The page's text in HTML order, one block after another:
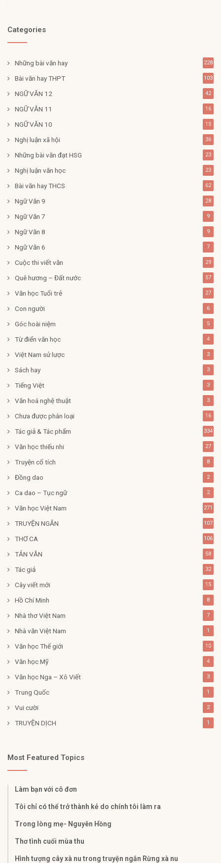
Categories
Những bài văn hay 228
Bài văn hay THPT 103
NGỮ VĂN 12 42
NGỮ VĂN 11 16
NGỮ VĂN 10 15
Nghị luận xã hội 36
Những bài văn đạt HSG 23
Nghị luận văn học 23
Bài văn hay THCS 62
Ngữ Văn 9 28
Ngữ Văn 7 9
Ngữ Văn 8 9
Ngữ Văn 6 7
Cuộc thi viết văn 29
Quê hương – Đất nước 57
Văn học Tuổi trẻ 27
Con người 6
Góc hoài niệm 5
Từ điển văn học 4
Việt Nam sử lược 3
Sách hay 3
Tiếng Việt 3
Văn hoá nghệ thuật 3
Chưa được phân loại 16
Tác giả & Tác phẩm 334
Văn học thiếu nhi 27
Truyện cổ tích 8
Đồng dao 2
Ca dao – Tục ngữ 2
Văn học Việt Nam 271
TRUYỆN NGẮN 107
THƠ CA 106
TẢN VĂN 58
Tác giả 32
Cây viết mới 15
Hồ Chí Minh 8
Nhà thơ Việt Nam 7
Nhà văn Việt Nam 1
Văn học Thế giới 10
Văn học Mỹ 4
Văn học Nga – Xô Viết 3
Trung Quốc 1
Vui cười 2
TRUYỆN DỊCH 1
Most Featured Topics
Làm bạn với cô đơn
Tôi chỉ có thể trở thành kẻ do chính tôi làm ra
Trong lòng mẹ- Nguyên Hồng
Thơ tình cuối mùa thu
Hình tượng cây xà nu trong truyện ngắn Rừng xà nu